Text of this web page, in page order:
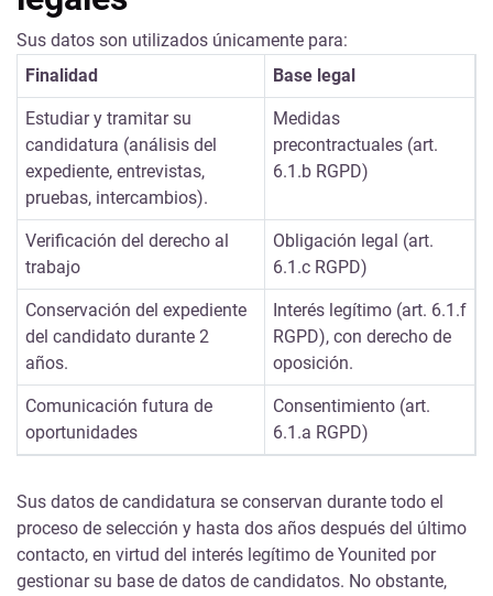
Sus datos son utilizados únicamente para:
Finalidad
Base legal
Estudiar y tramitar su
candidatura (análisis del
expediente, entrevistas,
pruebas, intercambios).
Medidas
precontractuales (art.
6.1.b RGPD)
Verificación del derecho al
trabajo
Obligación legal (art.
6.1.c RGPD)
Conservación del expediente
del candidato durante 2
años.
Interés legítimo (art. 6.1.f
RGPD), con derecho de
oposición.
Comunicación futura de
oportunidades
Consentimiento (art.
6.1.a RGPD)
Sus datos de candidatura se conservan durante todo el
proceso de selección y hasta dos años después del último
contacto, en virtud del interés legítimo de Younited por
gestionar su base de datos de candidatos. No obstante,